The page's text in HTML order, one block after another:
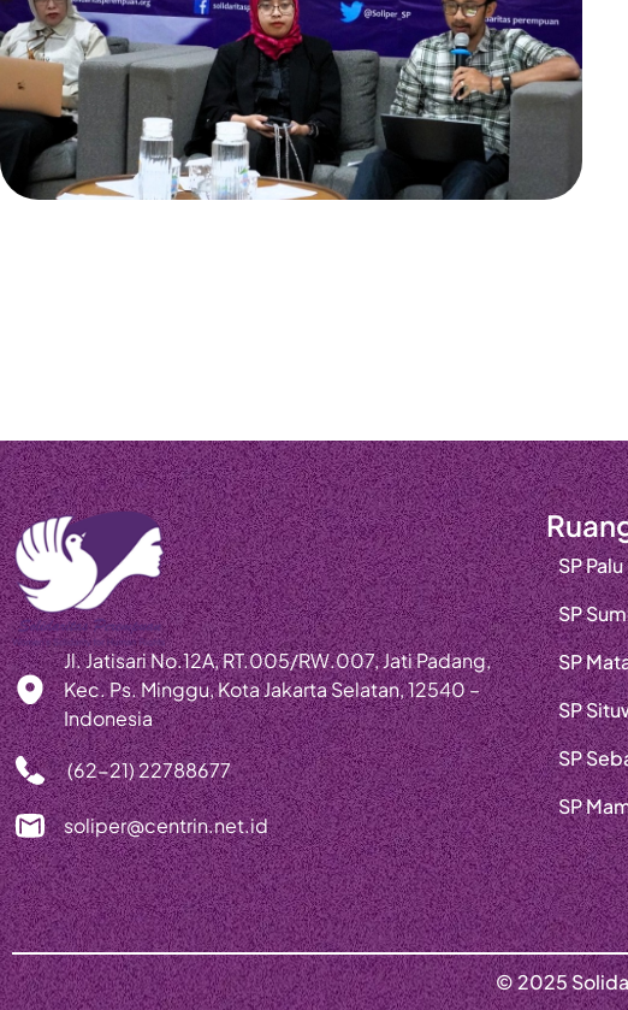
Jl. Jatisari No.12A, RT.005/RW.007, Jati Padang,
Kec. Ps. Minggu, Kota Jakarta Selatan, 12540 –
Indonesia
(62-21) 22788677
soliper@centrin.net.id
SP Palu
SP
SP
SP
SP
SP
© 2025